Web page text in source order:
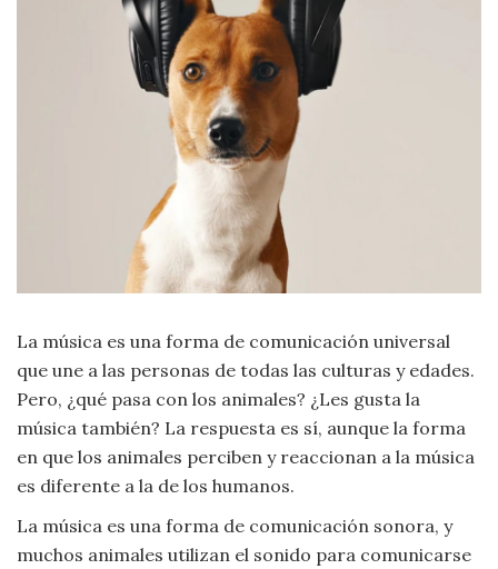
Literatura
Psicología
Salud
Sociología
Tecnología
Universo
La música es una forma de comunicación universal
que une a las personas de todas las culturas y edades.
Pero, ¿qué pasa con los animales? ¿Les gusta la
música también? La respuesta es sí, aunque la forma
en que los animales perciben y reaccionan a la música
es diferente a la de los humanos.
La música es una forma de comunicación sonora, y
muchos animales utilizan el sonido para comunicarse